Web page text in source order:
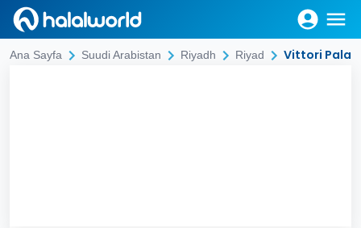
Ana Sayfa Suudi Arabistan Riyadh Riyad Vittori